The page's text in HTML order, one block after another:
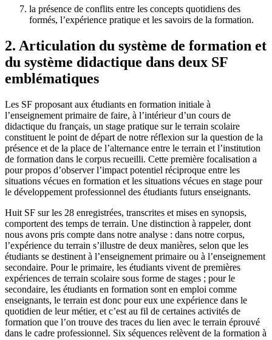
la présence de conflits entre les concepts quotidiens des
formés, l’expérience pratique et les savoirs de la formation.
2. Articulation du système de formation et
du système didactique dans deux SF
emblématiques
Les SF proposant aux étudiants en formation initiale à
l’enseignement primaire de faire, à l’intérieur d’un cours de
didactique du français, un stage pratique sur le terrain scolaire
constituent le point de départ de notre réflexion sur la question de la
présence et de la place de l’alternance entre le terrain et l’institution
de formation dans le corpus recueilli. Cette première focalisation a
pour propos d’observer l’impact potentiel réciproque entre les
situations vécues en formation et les situations vécues en stage pour
le développement professionnel des étudiants futurs enseignants.
Huit SF sur les 28 enregistrées, transcrites et mises en synopsis,
comportent des temps de terrain. Une distinction à rappeler, dont
nous avons pris compte dans notre analyse : dans notre corpus,
l’expérience du terrain s’illustre de deux manières, selon que les
étudiants se destinent à l’enseignement primaire ou à l’enseignement
secondaire. Pour le primaire, les étudiants vivent de premières
expériences de terrain scolaire sous forme de stages ; pour le
secondaire, les étudiants en formation sont en emploi comme
enseignants, le terrain est donc pour eux une expérience dans le
quotidien de leur métier, et c’est au fil de certaines activités de
formation que l’on trouve des traces du lien avec le terrain éprouvé
dans le cadre professionnel. Six séquences relèvent de la formation à